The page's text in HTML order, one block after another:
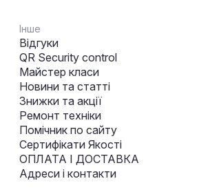
Інше
Відгуки
QR Security control
Майстер класи
Новини та статті
Знижки та акції
Ремонт техніки
Помічник по сайту
Сертифікати Якості
ОПЛАТА І ДОСТАВКА
Адреси і контакти